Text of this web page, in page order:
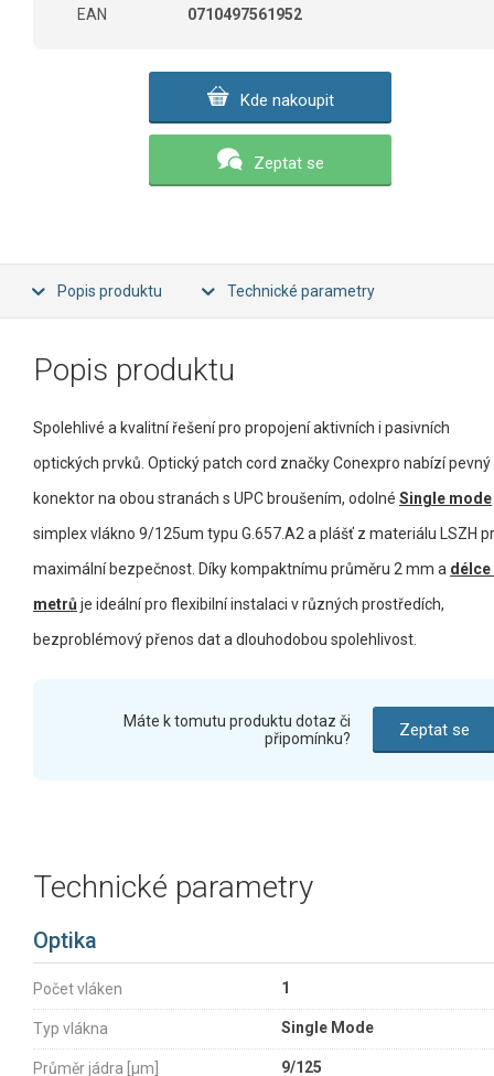
EAN
0710497561952
Kde nakoupit
Zeptat se
Popis produktu Technické parametry
Popis produktu
Spolehlivé a kvalitní řešení pro propojení aktivních i pasivních
optických prvků. Optický patch cord značky Conexpro nabízí pevný
konektor na obou stranách s UPC broušením, odolné Single mode
simplex vlákno 9/125um typu G.657.A2 a plášť z materiálu LSZH
maximální bezpečnost. Díky kompaktnímu průměru 2 mm a délce
metrů je ideální pro flexibilní instalaci v různých prostředích,
bezproblémový přenos dat a dlouhodobou spolehlivost.
Máte k tomutu produktu dotaz či
připomínku?
Zeptat se
Technické parametry
Optika
Počet vláken 1
Typ vlákna Single Mode
Průměr jádra [µm] 9/125